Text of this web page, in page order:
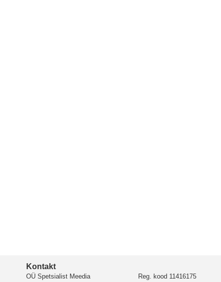
Kontakt
OÜ Spetsialist Meedia
Reg. kood 11416175